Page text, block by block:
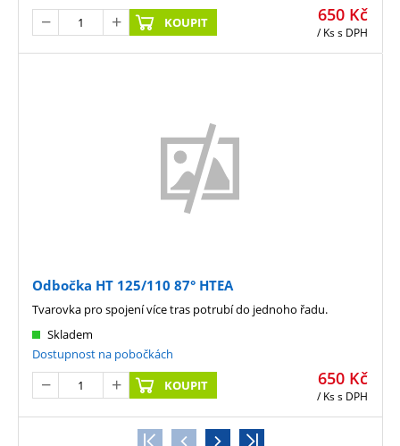
650 Kč
/ Kss DPH
KOUPIT
Odbočka HT 125/110 87° HTEA
650 Kč
/ Kss DPH
Skladem
Dostupnost na pobočkách
KOUPIT
Tvarovka pro spojení více tras potrubí do jednoho řadu.